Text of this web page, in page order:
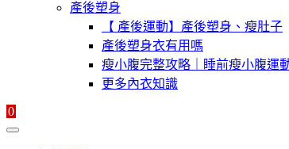
產後塑身
【 產後運動】產後塑身、瘦肚子
產後塑身衣有用嗎
瘦小腹完整攻略｜睡前瘦小腹運
更多內衣知識
0